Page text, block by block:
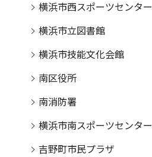
横浜市西スポーツセンター
横浜市立図書館
横浜市技能文化会館
南区役所
南消防署
横浜市南スポーツセンター
吉野町市民プラザ